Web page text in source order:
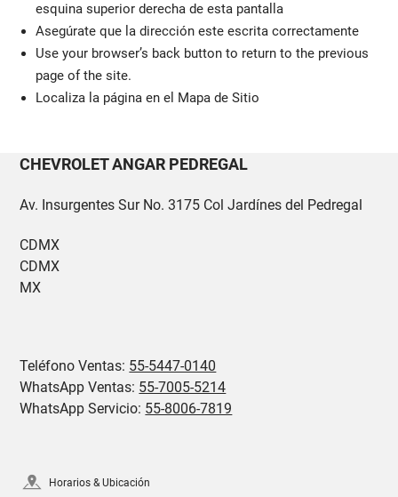
esquina superior derecha de esta pantalla
Asegúrate que la dirección este escrita correctamente
Use your browser’s back button to return to the previous
page of the site.
Localiza la página en el Mapa de Sitio